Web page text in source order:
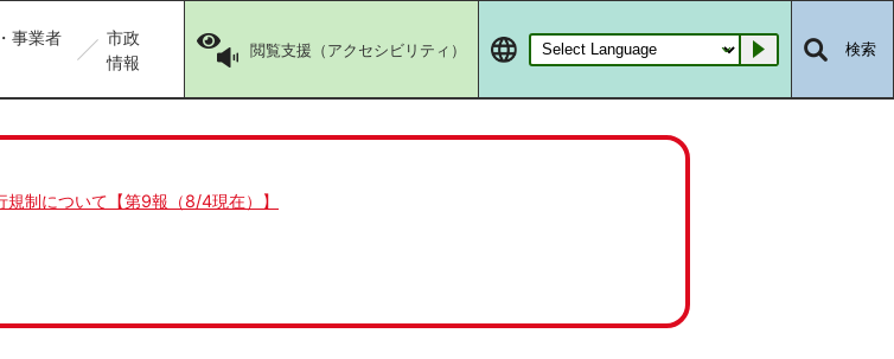
事業者
市政
情報
閲覧支援（アクセシビリティ） Go 検索
制について【第9報（8/4現在）】